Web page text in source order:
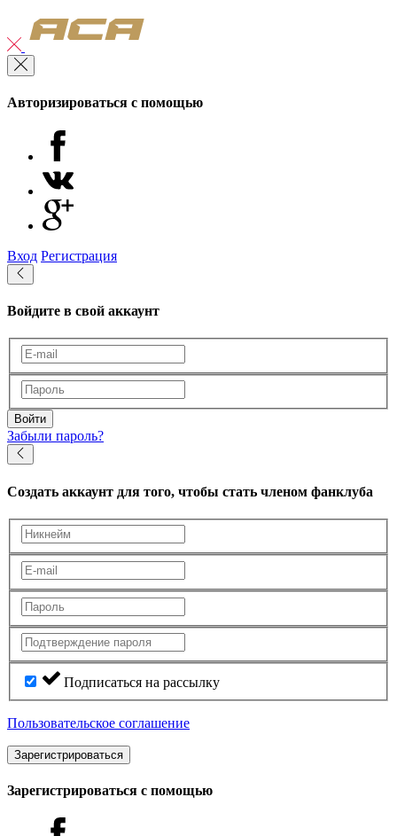
Авторизироваться с помощью
Вход Регистрация
Войдите в свой аккаунт
Войти
Забыли пароль?
Создать аккаунт для того, чтобы стать членом фанклуба
Подписаться на рассылку
Пользовательское соглашение
Зарегистрироваться
Зарегистрироваться с помощью